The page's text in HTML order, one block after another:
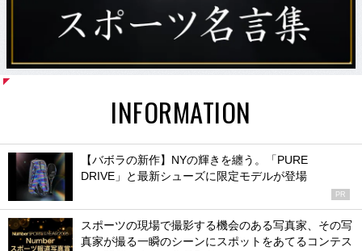
INFORMATION
【バボラの新作】NYの輝きを纏う。「PURE
DRIVE」と最新シューズに限定モデルが登場
PR
スポーツの現場で撮影する機会のある写真家、その写
真家が撮る一瞬のシーンにスポットをあてるコンテス